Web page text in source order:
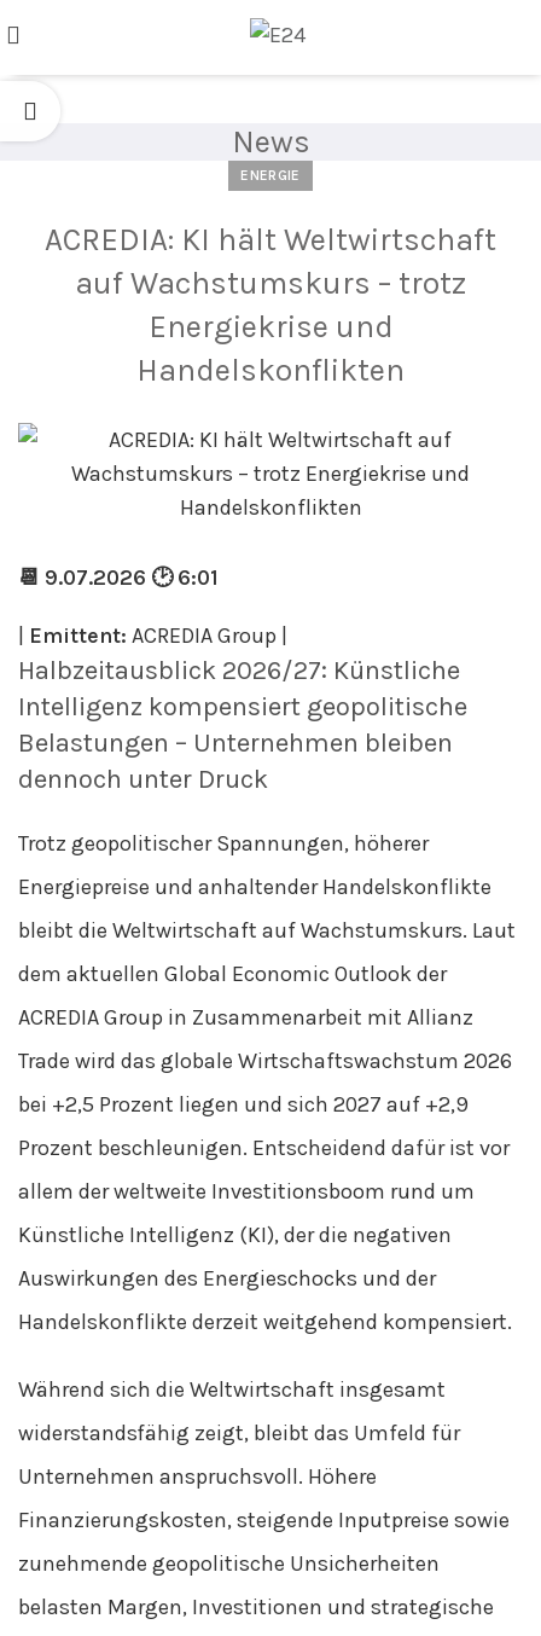
News
ENERGIE
ACREDIA: KI hält Weltwirtschaft
auf Wachstumskurs – trotz
Energiekrise und
Handelskonflikten
📆 9.07.2026 🕑 6:01
Emittent: ACREDIA Group |
Halbzeitausblick 2026/27: Künstliche
Intelligenz kompensiert geopolitische
Belastungen – Unternehmen bleiben
dennoch unter Druck
Trotz geopolitischer Spannungen, höherer
Energiepreise und anhaltender Handelskonflikte
bleibt die Weltwirtschaft auf Wachstumskurs. Laut
dem aktuellen Global Economic Outlook der
ACREDIA Group in Zusammenarbeit mit Allianz
Trade wird das globale Wirtschaftswachstum 2026
bei +2,5 Prozent liegen und sich 2027 auf +2,9
Prozent beschleunigen. Entscheidend dafür ist vor
allem der weltweite Investitionsboom rund um
Künstliche Intelligenz (KI), der die negativen
Auswirkungen des Energieschocks und der
Handelskonflikte derzeit weitgehend kompensiert.
Während sich die Weltwirtschaft insgesamt
widerstandsfähig zeigt, bleibt das Umfeld für
Unternehmen anspruchsvoll. Höhere
Finanzierungskosten, steigende Inputpreise sowie
zunehmende geopolitische Unsicherheiten
belasten Margen, Investitionen und strategische